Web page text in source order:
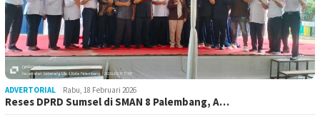
ADVERTORIAL Rabu, 18 Februari 2026
Reses DPRD Sumsel di SMAN 8 Palembang, A…